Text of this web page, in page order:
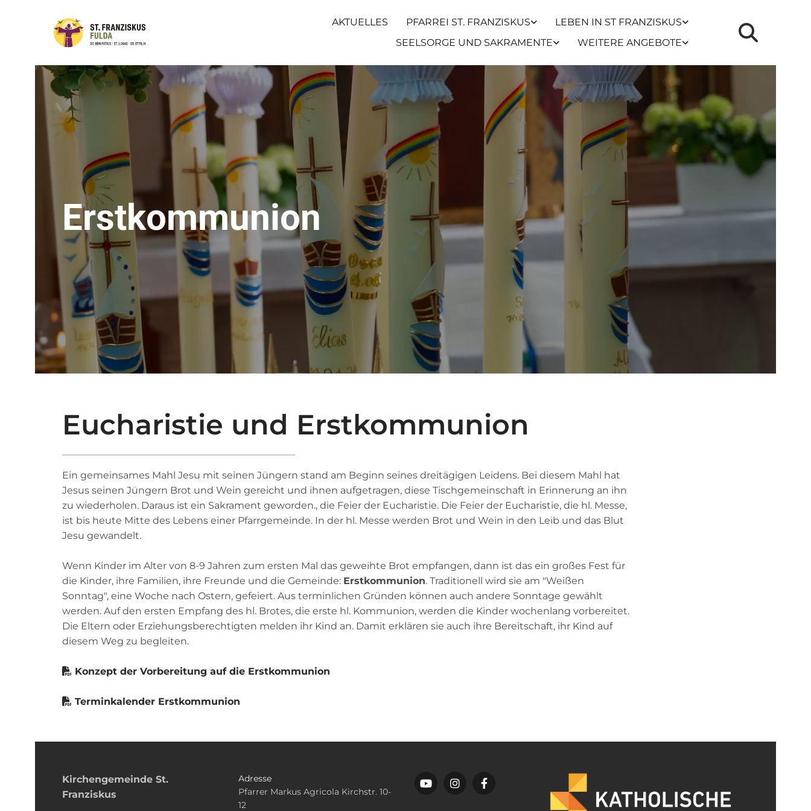
AKTUELLES PFARREI ST. FRANZISKUS
LEBEN IN ST FRANZISKUS
SEELSORGE UND SAKRAMENTE
WEITERE ANGEBOTE
Erstkommunion
Eucharistie und Erstkommunion
Ein gemeinsames Mahl Jesu mit seinen Jüngern stand am Beginn seines dreitägigen Leidens. Bei diesem Mahl hat
Jesus seinen Jüngern Brot und Wein gereicht und ihnen aufgetragen, diese Tischgemeinschaft in Erinnerung an ihn
zu wiederholen. Daraus ist ein Sakrament geworden., die Feier der Eucharistie. Die Feier der Eucharistie, die hl. Messe,
ist bis heute Mitte des Lebens einer Pfarrgemeinde. In der hl. Messe werden Brot und Wein in den Leib und das Blut
Jesu gewandelt.
Wenn Kinder im Alter von 8-9 Jahren zum ersten Mal das geweihte Brot empfangen, dann ist das ein großes Fest für
die Kinder, ihre Familien, ihre Freunde und die Gemeinde: Erstkommunion. Traditionell wird sie am "Weißen
Sonntag", eine Woche nach Ostern, gefeiert. Aus terminlichen Gründen können auch andere Sonntage gewählt
werden. Auf den ersten Empfang des hl. Brotes, die erste hl. Kommunion, werden die Kinder wochenlang vorbereitet.
Die Eltern oder Erziehungsberechtigten melden ihr Kind an. Damit erklären sie auch ihre Bereitschaft, ihr Kind auf
diesem Weg zu begleiten.
 Konzept der Vorbereitung auf die Erstkommunion
 Terminkalender Erstkommunion
Kirchengemeinde­­ St.
Franziskus
Adresse
Pfarrer Markus Agricola Kirchstr. 10-
12